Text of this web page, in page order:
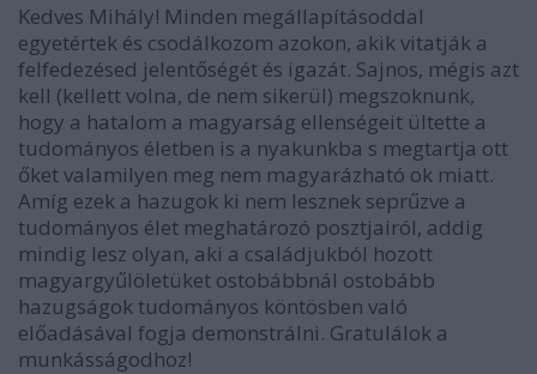
Kedves Mihály! Minden megállapításoddal
egyetértek és csodálkozom azokon, akik vitatják a
felfedezésed jelentőségét és igazát. Sajnos, mégis azt
kell (kellett volna, de nem sikerül) megszoknunk,
hogy a hatalom a magyarság ellenségeit ültette a
tudományos életben is a nyakunkba s megtartja ott
őket valamilyen meg nem magyarázható ok miatt.
Amíg ezek a hazugok ki nem lesznek seprűzve a
tudományos élet meghatározó posztjairól, addig
mindig lesz olyan, aki a családjukból hozott
magyargyűlöletüket ostobábbnál ostobább
hazugságok tudományos köntösben való
előadásával fogja demonstrálni. Gratulálok a
munkásságodhoz!